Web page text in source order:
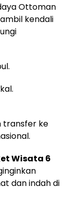
Ottoman
kendali
transfer ke
Wisata 6
dan indah di